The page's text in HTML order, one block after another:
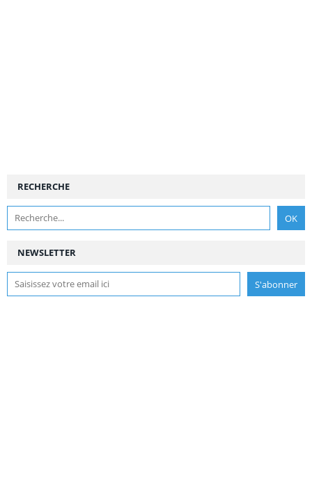
NEWSLETTER
RECHERCHE